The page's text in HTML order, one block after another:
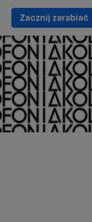
Zacznij zarabiać